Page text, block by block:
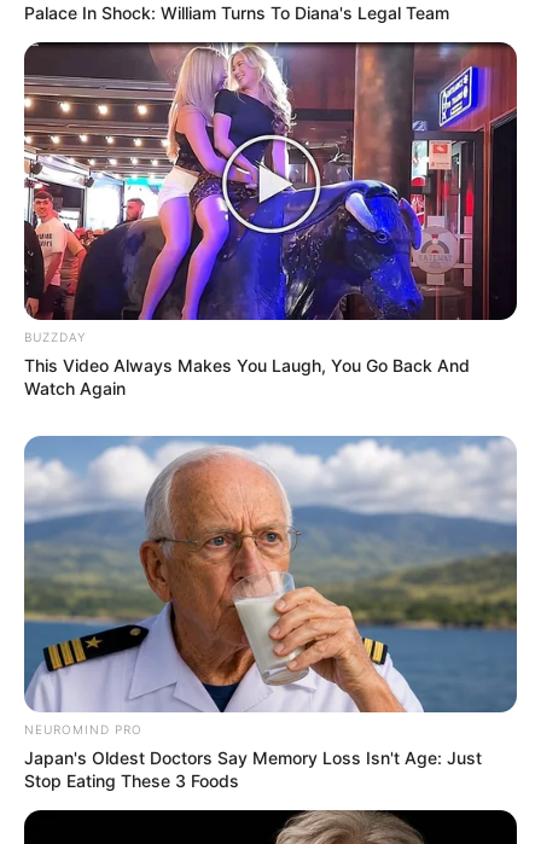
LIHAT ARTIKEL LAINNYA
Gak Tega Makan, 10
Karya Kreatif Roti
Panggang Anti
Mainstream
10 Kreasi Roti Meses Ala
Nitizen Ini Buktikan
Kreativitas Tanpa Batas
Palace In Shock: William Turns To Diana's Legal Team
BUZZDAY
This Video Always Makes You Laugh, You Go Back And
Watch Again
NEUROMIND PRO
Japan's Oldest Doctors Say Memory Loss Isn't Age: Just
Stop Eating These 3 Foods